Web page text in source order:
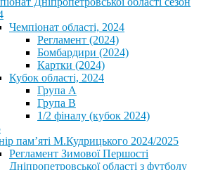
Чемпіонат області, 2024
Регламент (2024)
Бомбардири (2024)
Картки (2024)
Кубок області, 2024
Група А
Група В
1/2 фіналу (кубок 2024)
пам’яті М.Кудрицького 2024/2025
Регламент Зимової Першості
Дніпропетровської області з футболу